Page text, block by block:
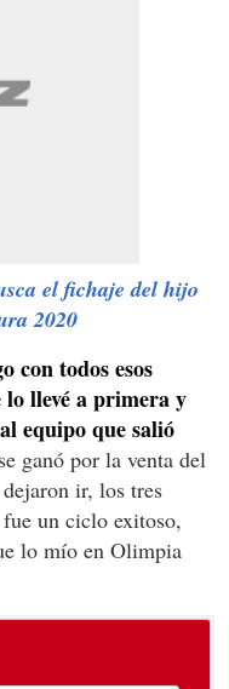
el fichaje del hijo
2020
con todos esos
lo llevé a primera y
equipo que salió
ganó por la venta del
ir, los tres
un ciclo exitoso,
lo mío en Olimpia